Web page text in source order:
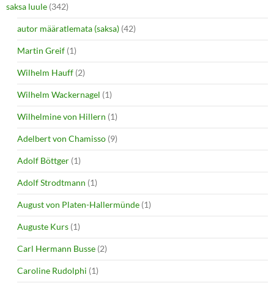
saksa luule (342)
autor määratlemata (saksa) (42)
Martin Greif (1)
Wilhelm Hauff (2)
Wilhelm Wackernagel (1)
Wilhelmine von Hillern (1)
Adelbert von Chamisso (9)
Adolf Böttger (1)
Adolf Strodtmann (1)
August von Platen-Hallermünde (1)
Auguste Kurs (1)
Carl Hermann Busse (2)
Caroline Rudolphi (1)